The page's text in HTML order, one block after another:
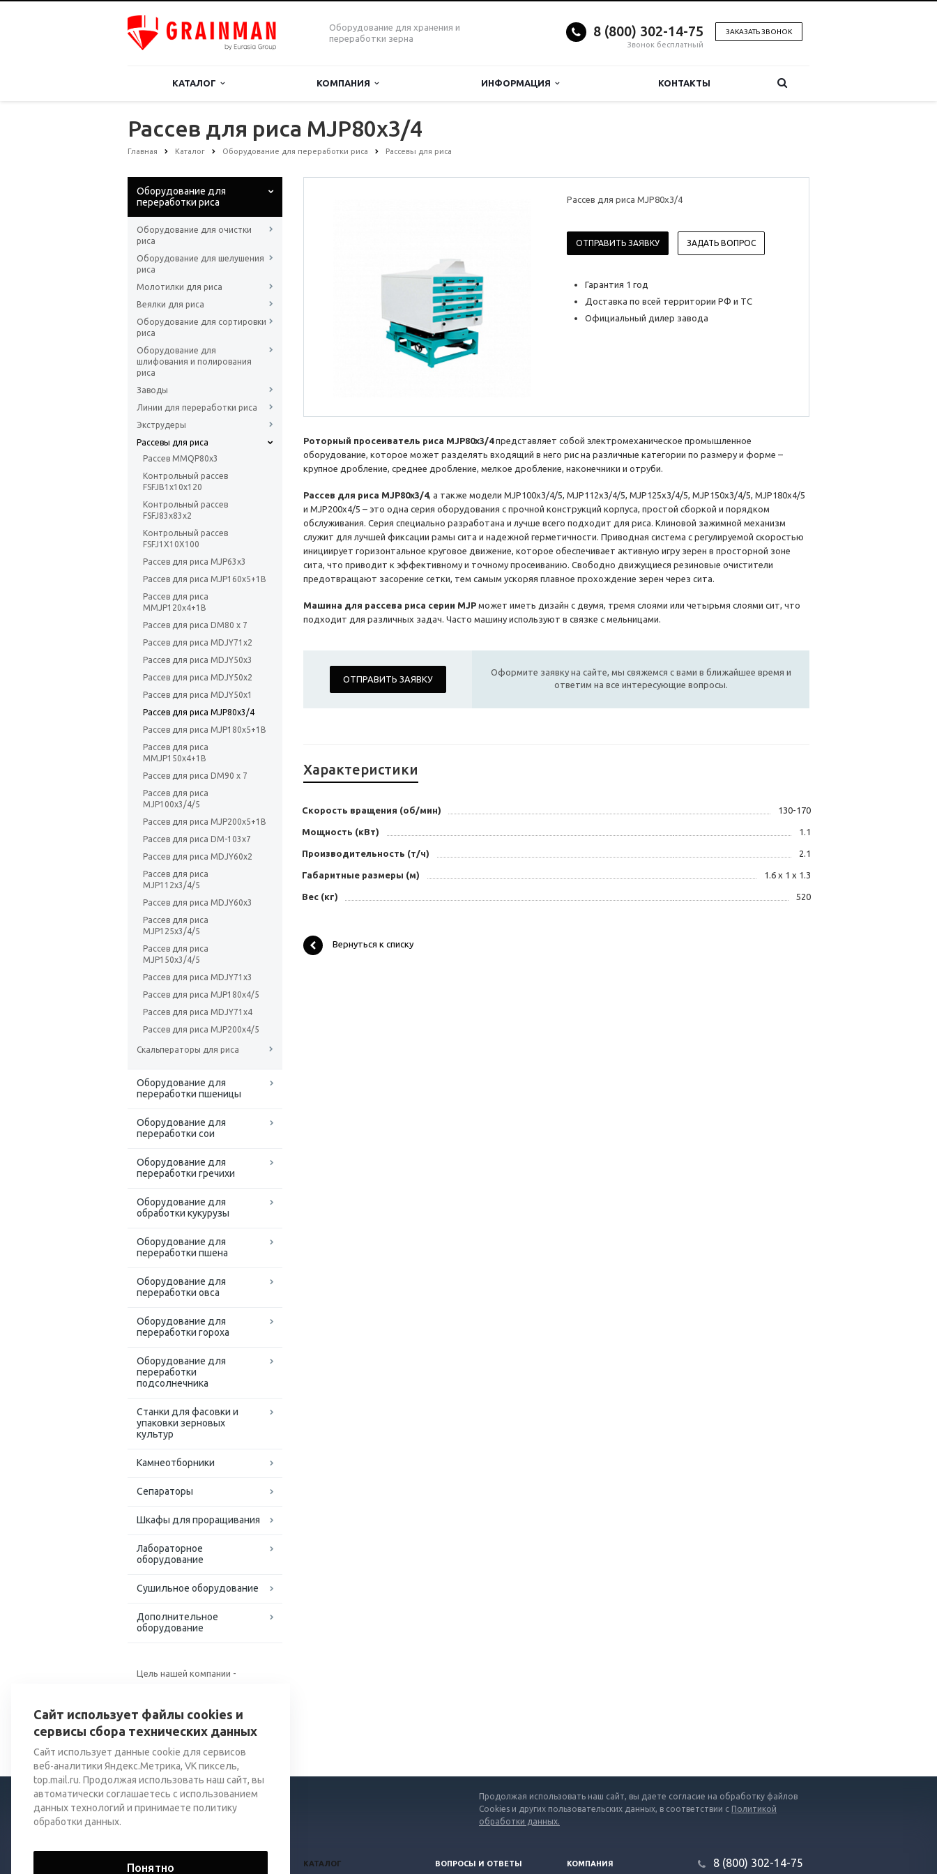
Оборудование для хранения и
переработки зерна
ЗАКАЗАТЬ ЗВОНОК
8 (800) 302-14-75
Звонок бесплатный
КАТАЛОГ КОМПАНИЯ ИНФОРМАЦИЯ КОНТАКТЫ
Рассев для риса MJP80x3/4
Главная Каталог Оборудование для переработки риса Рассевы для риса
Оборудование для
переработки риса
Оборудование для очистки
риса
Оборудование для шелушения
риса
Молотилки для риса
Веялки для риса
Оборудование для сортировки
риса
Оборудование для
шлифования и полирования
риса
Заводы
Линии для переработки риса
Экструдеры
Рассевы для риса
Рассев MMQP80x3
Контрольный рассев
FSFJB1х10х120
Контрольный рассев
FSFJ83х83х2
Контрольный рассев
FSFJ1X10X100
Рассев для риса MJP63x3
Рассев для риса MJP160x5+1B
Рассев для риса
MMJP120x4+1B
Рассев для риса DM80 x 7
Рассев для риса MDJY71x2
Рассев для риса MDJY50x3
Рассев для риса MDJY50x2
Рассев для риса MDJY50x1
Рассев для риса MJP80x3/4
Рассев для риса MJP180x5+1B
Рассев для риса
MMJP150x4+1B
Рассев для риса DM90 x 7
Рассев для риса
MJP100x3/4/5
Рассев для риса MJP200x5+1B
Рассев для риса DM-103х7
Рассев для риса MDJY60x2
Рассев для риса
MJP112x3/4/5
Рассев для риса MDJY60x3
Рассев для риса
MJP125x3/4/5
Рассев для риса
MJP150x3/4/5
Рассев для риса MDJY71x3
Рассев для риса MJP180x4/5
Рассев для риса MDJY71x4
Рассев для риса MJP200x4/5
Скальператоры для риса
Оборудование для
переработки пшеницы
Оборудование для
переработки сои
Оборудование для
переработки гречихи
Оборудование для
обработки кукурузы
Оборудование для
переработки пшена
Оборудование для
переработки овса
Оборудование для
переработки гороха
Оборудование для
переработки
подсолнечника
Станки для фасовки и
упаковки зерновых
культур
Камнеотборники
Сепараторы
Шкафы для проращивания
Лабораторное
оборудование
Сушильное оборудование
Дополнительное
оборудование
Цель нашей компании -
переработки зерна.
Рассев для риса MJP80x3/4
ОТПРАВИТЬ ЗАЯВКУ ЗАДАТЬ ВОПРОС
Гарантия 1 год
Доставка по всей территории РФ и ТС
Официальный дилер завода
Роторный просеиватель риса MJP80x3/4представляет собой электромеханическое промышленное
оборудование, которое может разделять входящий в него рис на различные категории по размеру и форме –
крупное дробление, среднее дробление, мелкое дробление, наконечники и отруби.
Рассев для риса MJP80x3/4, а также модели MJP100x3/4/5, MJP112x3/4/5, MJP125x3/4/5, MJP150x3/4/5, MJP180x4/5
и MJP200x4/5 – это одна серия оборудования с прочной конструкций корпуса, простой сборкой и порядком
обслуживания. Серия специально разработана и лучше всего подходит для риса. Клиновой зажимной механизм
служит для лучшей фиксации рамы сита и надежной герметичности. Приводная система с регулируемой скоростью
инициирует горизонтальное круговое движение, которое обеспечивает активную игру зерен в просторной зоне
сита, что приводит к эффективному и точному просеиванию. Свободно движущиеся резиновые очистители
предотвращают засорение сетки, тем самым ускоряя плавное прохождение зерен через сита.
Машина для рассева риса серии MJP может иметь дизайн с двумя, тремя слоями или четырьмя слоями сит, что
подходит для различных задач. Часто машину используют в связке с мельницами.
ОТПРАВИТЬ ЗАЯВКУ
Оформите заявку на сайте, мы свяжемся с вами в ближайшее время и
ответим на все интересующие вопросы.
Характеристики
Скорость вращения (об/мин) 130-170
Мощность (кВт) 1.1
Производительность (т/ч) 2.1
Габаритные размеры (м) 1.6 x 1 x 1.3
Вес (кг) 520
Вернуться к списку
Продолжая использовать наш сайт, вы даете согласие на обработку файлов
Cookies и других пользовательских данных, в соответствии с Политикой
обработки данных.
© 2026 Все права защищены. КАТАЛОГ ВОПРОСЫ И ОТВЕТЫ КОМПАНИЯ 8 (800) 302-14-75
Сайт использует файлы cookies и
сервисы сбора технических данных
Сайт использует данные cookie для сервисов
веб-аналитики Яндекс.Метрика, VK пиксель,
top.mail.ru. Продолжая использовать наш сайт, вы
автоматически соглашаетесь с использованием
данных технологий и принимаете политику
обработки данных.
Понятно